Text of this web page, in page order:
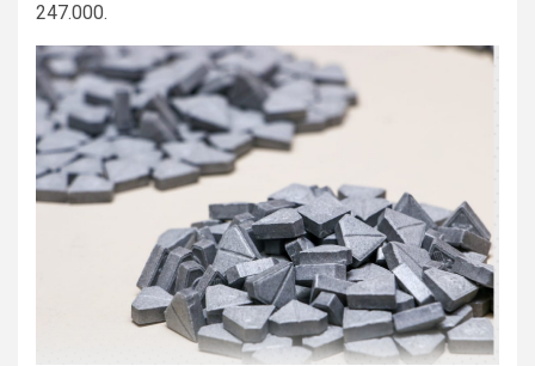
247.000.